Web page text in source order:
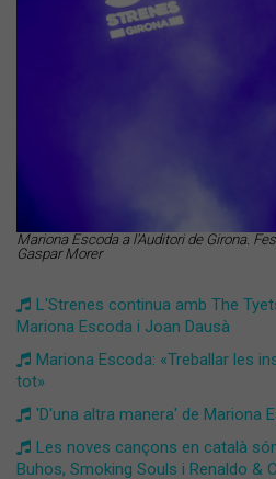
Mariona Escoda a l'Auditori de Girona.
Gaspar Morer
L'Strenes continua amb The
Mariona Escoda i Joan Dausà
Mariona Escoda: «Treballar les
tot»
'D'una altra manera' de Mariona
Les noves cançons en català
Buhos, Smoking Souls i Renaldo &